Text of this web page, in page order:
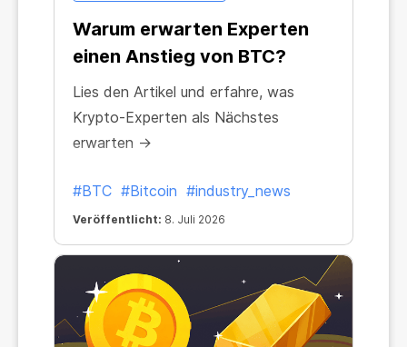
Warum erwarten Experten
einen Anstieg von BTC?
Lies den Artikel und erfahre, was
Krypto-Experten als Nächstes
erwarten →
#BTC #Bitcoin #industry_news
Veröffentlicht: 8. Juli 2026